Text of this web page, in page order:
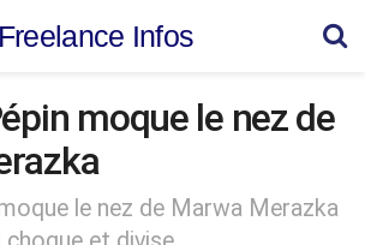
Freelance Infos
moque le nez de
le nez de Marwa Merazka